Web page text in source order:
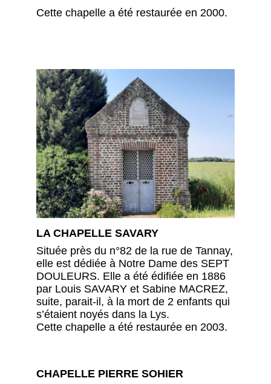
Cette chapelle a été restaurée en 2000.
LA CHAPELLE SAVARY
Située près du n°82 de la rue de Tannay,
elle est dédiée à Notre Dame des SEPT
DOULEURS. Elle a été édifiée en 1886
par Louis SAVARY et Sabine MACREZ,
suite, parait-il, à la mort de 2 enfants qui
s’étaient noyés dans la Lys.
Cette chapelle a été restaurée en 2003.
CHAPELLE PIERRE SOHIER